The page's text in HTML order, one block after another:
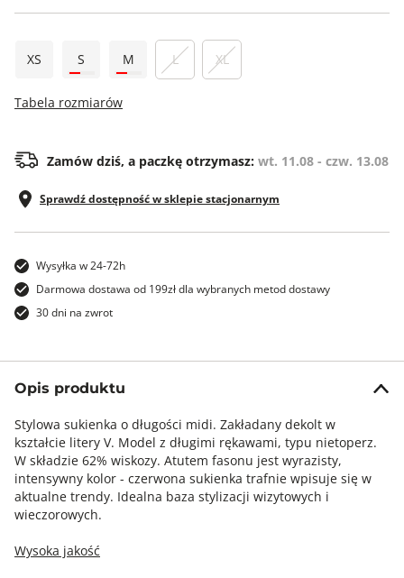
XS S M L XL
Tabela rozmiarów
Zamów dziś, a paczkę otrzymasz: wt. 11.08 - czw. 13.08
Sprawdź dostępność w sklepie stacjonarnym
Wysyłka w 24-72h
Darmowa dostawa od 199zł dla wybranych metod dostawy
30 dni na zwrot
Opis produktu
Stylowa sukienka o długości midi. Zakładany dekolt w
kształcie litery V. Model z długimi rękawami, typu nietoperz.
W składzie 62% wiskozy. Atutem fasonu jest wyrazisty,
intensywny kolor - czerwona sukienka trafnie wpisuje się w
aktualne trendy. Idealna baza stylizacji wizytowych i
wieczorowych.
Wysoka jakość